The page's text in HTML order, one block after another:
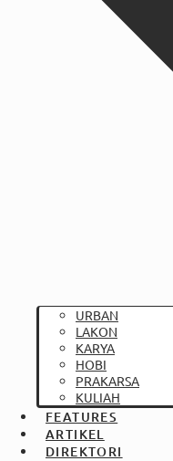
URBAN
LAKON
KARYA
HOBI
PRAKARSA
KULIAH
FEATURES
ARTIKEL
DIREKTORI